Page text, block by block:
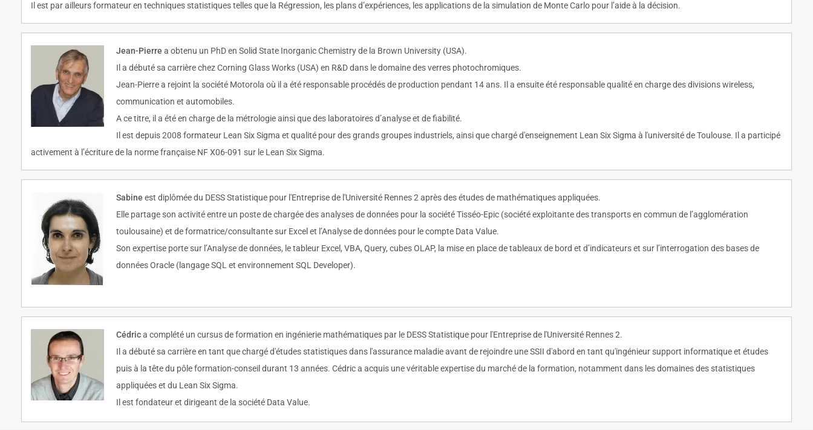
Il est par ailleurs formateur en techniques statistiques telles que la Régression, les plans d’expériences, les applications de la simulation de Monte Carlo pour l’aide à la décision.
Jean-Pierre a obtenu un PhD en Solid State Inorganic Chemistry de la Brown University (USA).
Il a débuté sa carrière chez Corning Glass Works (USA) en R&D dans le domaine des verres photochromiques.
Jean-Pierre a rejoint la société Motorola où il a été responsable procédés de production pendant 14 ans. Il a ensuite été responsable qualité en charge des divisions wireless,
communication et automobiles.
A ce titre, il a été en charge de la métrologie ainsi que des laboratoires d’analyse et de fiabilité.
Il est depuis 2008 formateur Lean Six Sigma et qualité pour des grands groupes industriels, ainsi que chargé d'enseignement Lean Six Sigma à l'université de Toulouse. Il a participé
activement à l’écriture de la norme française NF X06-091 sur le Lean Six Sigma.
Sabine est diplômée du DESS Statistique pour l'Entreprise de l'Université Rennes 2 après des études de mathématiques appliquées.
Elle partage son activité entre un poste de chargée des analyses de données pour la société Tisséo-Epic (société exploitante des transports en commun de l’agglomération
toulousaine) et de formatrice/consultante sur Excel et l’Analyse de données pour le compte Data Value.
Son expertise porte sur l’Analyse de données, le tableur Excel, VBA, Query, cubes OLAP, la mise en place de tableaux de bord et d’indicateurs et sur l’interrogation des bases de
données Oracle (langage SQL et environnement SQL Developer).
Cédrica complété un cursus de formation en ingénierie mathématiques par le DESS Statistique pour l'Entreprise de l'Université Rennes 2.
Il a débuté sa carrière en tant que chargé d'études statistiques dans l'assurance maladie avant de rejoindre une SSII d'abord en tant qu'ingénieur support informatique et études
puis à la tête du pôle formation-conseil durant 13 années. Cédric a acquis une véritable expertise du marché de la formation, notamment dans les domaines des statistiques
appliquées et du Lean Six Sigma.
Il est fondateur et dirigeant de la société Data Value.